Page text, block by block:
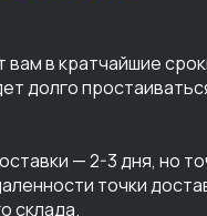
вам в кратчайшие
долго
— 2-3 дня, но
точки
склада.